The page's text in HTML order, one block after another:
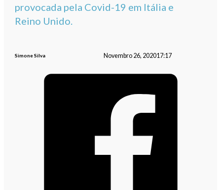
provocada pela Covid-19 em Itália e
Reino Unido.
Simone Silva Novembro 26, 202017:17